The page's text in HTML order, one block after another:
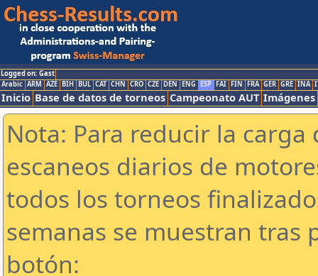
Logged on: Gast
Arabic ARM AZE BIH BUL CAT CHN CRO CZE DEN ENG ESP FAI FIN FRA GER GRE INA
Inicio Base de datos de torneos Campeonato AUT Imágenes
Nota: Para reducir la
escaneos diarios de
todos los torneos
semanas se muestran tras
botón: